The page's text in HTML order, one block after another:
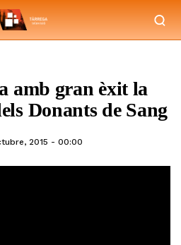
amb gran èxit la
Donants de Sang
2015 - 00:00